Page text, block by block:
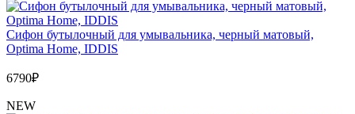
Сифон бутылочный для умывальника, черный матовый,
Optima Home, IDDIS
6790₽
NEW